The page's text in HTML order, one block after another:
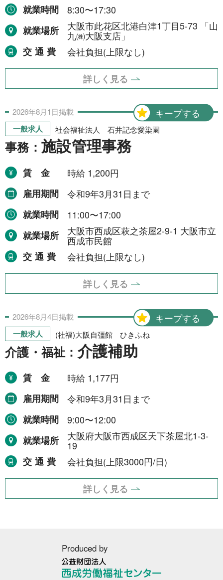
就業時間
8:30〜17:30
就業場所
大阪市此花区北港白津1丁目5-73 「山
九㈱大阪支店」
交通費
会社負担(上限なし)
詳しく見る
キープする
2026年8月1日掲載
一般求人 社会福祉法人 石井記念愛染園
事務： 施設管理事務
賃金
時給 1,200円
雇用期間
令和9年3月31日まで
就業時間
11:00〜17:00
就業場所
大阪市西成区萩之茶屋2-9-1 大阪市立
西成市民館
交通費
会社負担(上限なし)
詳しく見る
キープする
2026年8月4日掲載
一般求人 (社福)大阪自彊館 ひきふね
介護・福祉： 介護補助
賃金
時給 1,177円
雇用期間
令和9年3月31日まで
就業時間
9:00〜12:00
就業場所
大阪府大阪市西成区天下茶屋北1-3-
19
交通費
会社負担(上限3000円/日)
詳しく見る
Produced by